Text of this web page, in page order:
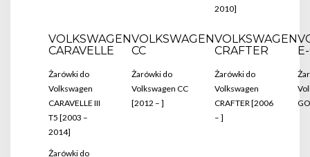
2010]
VOLKSWAGEN
CARAVELLE
Żarówki do
Volkswagen
CARAVELLE III
T5 [2003 –
2014]
Żarówki do
VOLKSWAGEN
CC
Żarówki do
Volkswagen CC
[2012 – ]
VOLKSWAGEN
CRAFTER
Żarówki do
Volkswagen
CRAFTER [2006
– ]